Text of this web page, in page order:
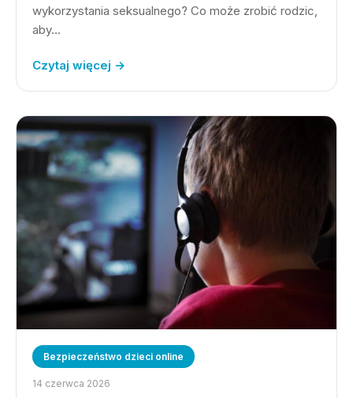
wykorzystania seksualnego? Co może zrobić rodzic,
aby…
Czytaj więcej →
Bezpieczeństwo dzieci online
14 czerwca 2026